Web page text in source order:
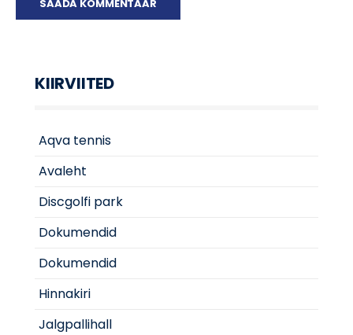
KIIRVIITED
Aqva tennis
Avaleht
Discgolfi park
Dokumendid
Dokumendid
Hinnakiri
Jalgpallihall